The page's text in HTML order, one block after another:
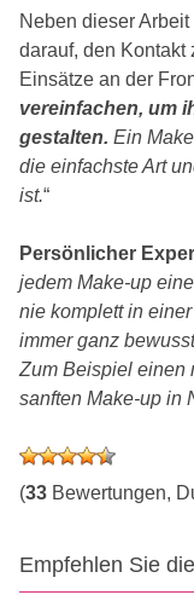
Neben dieser
darauf, den
Einsätze an der
vereinfachen, um
gestalten. Ein
die einfachste Art
ist.“
Persönlicher
jedem Make-up
nie komplett in
immer ganz
Zum Beispiel einen
sanften Make-up in
(33 Bewertungen,
Empfehlen Sie